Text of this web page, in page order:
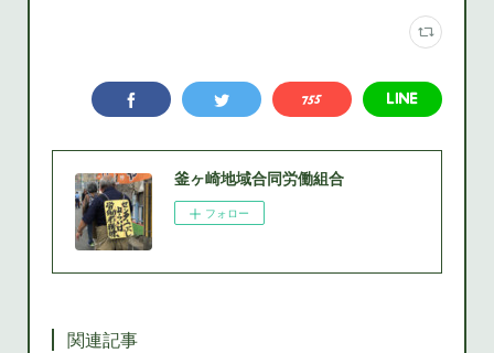
釜ヶ崎地域合同労働組合
フォロー
関連記事